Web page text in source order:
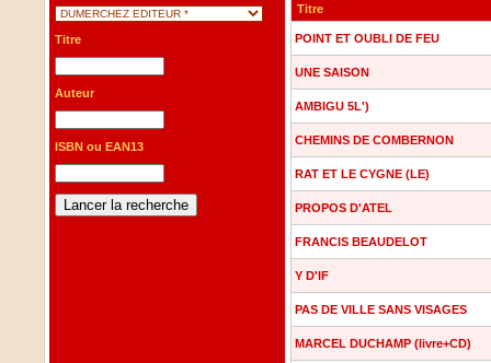
Titre
Auteur
ISBN ou EAN13
Titre
POINT ET OUBLI DE FEU
UNE SAISON
AMBIGU 5L')
CHEMINS DE COMBERNON
RAT ET LE CYGNE (LE)
PROPOS D'ATEL
FRANCIS BEAUDELOT
Y D'IF
PAS DE VILLE SANS VISAGES
MARCEL DUCHAMP (livre+CD)